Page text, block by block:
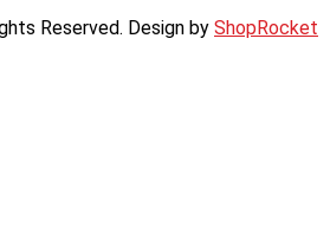
Reserved. Design by ShopRocket